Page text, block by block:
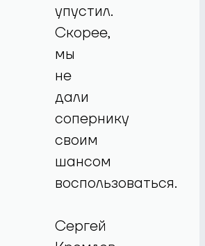
упустил.
Скорее,
мы
не
дали
сопернику
своим
шансом
воспользоваться.
Сергей